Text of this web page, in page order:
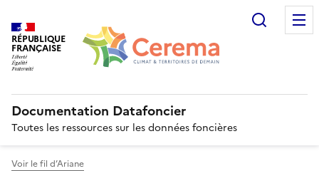
RÉPUBLIQUE
FRANÇAISE
Documentation Datafoncier
Toutes les ressources sur les données foncières
Voir le fil d’Ariane